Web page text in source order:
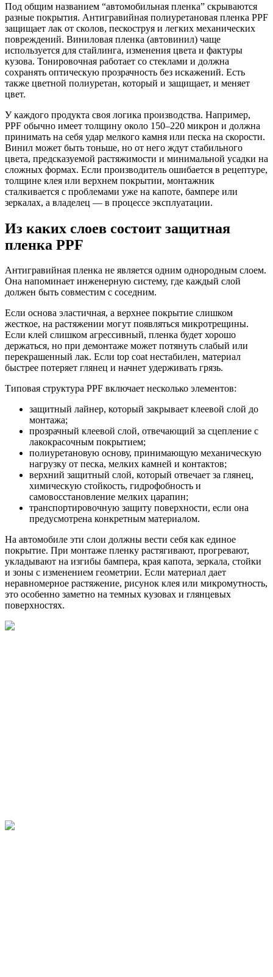
Под общим названием “автомобильная пленка” скрываются
разные покрытия. Антигравийная полиуретановая пленка PPF
защищает лак от сколов, пескоструя и легких механических
повреждений. Виниловая пленка (автовинил) чаще
используется для стайлинга, изменения цвета и фактуры
кузова. Тонировочная работает со стеклами и должна
сохранять оптическую прозрачность без искажений. Есть
также цветной полиуретан, который и защищает, и меняет
цвет.
У каждого продукта своя логика производства. Например,
PPF обычно имеет толщину около 150–220 микрон и должна
принимать на себя удар мелкого камня или песка на скорости.
Винил может быть тоньше, но от него ждут стабильного
цвета, предсказуемой растяжимости и минимальной усадки на
сложных формах. Если производитель ошибается в рецептуре,
толщине клея или верхнем покрытии, монтажник
сталкивается с проблемами уже на капоте, бампере или
зеркалах, а владелец — в процессе эксплуатации.
Из каких слоев состоит защитная
пленка PPF
Антигравийная пленка не является одним однородным слоем.
Она напоминает инженерную систему, где каждый слой
должен быть совместим с соседним.
Если основа эластичная, а верхнее покрытие слишком
жесткое, на растяжении могут появляться микротрещины.
Если клей слишком агрессивный, пленка будет хорошо
держаться, но при демонтаже может потянуть слабый или
перекрашенный лак. Если top coat нестабилен, материал
быстрее потеряет глянец и начнет удерживать грязь.
Типовая структура PPF включает несколько элементов:
защитный лайнер, который закрывает клеевой слой до
монтажа;
прозрачный клеевой слой, отвечающий за сцепление с
лакокрасочным покрытием;
полиуретановую основу, принимающую механическую
нагрузку от песка, мелких камней и контактов;
верхний защитный слой, который отвечает за глянец,
химическую стойкость, гидрофобность и
самовосстановление мелких царапин;
транспортировочную защиту поверхности, если она
предусмотрена конкретным материалом.
На автомобиле эти слои должны вести себя как единое
покрытие. При монтаже пленку растягивают, прогревают,
укладывают на изгибы бампера, края капота, зеркала, стойки
и зоны с изменением геометрии. Если материал дает
неравномерное растяжение, рисунок клея или микромутность,
это особенно заметно на темных кузовах и глянцевых
поверхностях.